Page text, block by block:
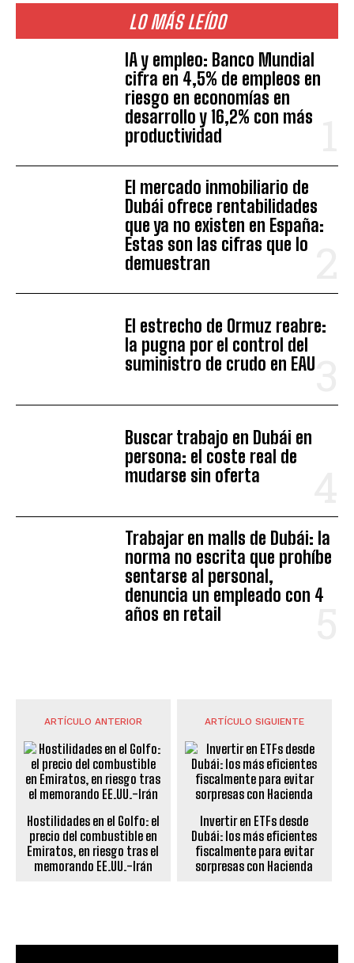
LO MÁS LEÍDO
IA y empleo: Banco Mundial
cifra en 4,5% de empleos en
riesgo en economías en
desarrollo y 16,2% con más
productividad
El mercado inmobiliario de
Dubái ofrece rentabilidades
que ya no existen en España:
Estas son las cifras que lo
demuestran
El estrecho de Ormuz reabre:
la pugna por el control del
suministro de crudo en EAU
Buscar trabajo en Dubái en
persona: el coste real de
mudarse sin oferta
Trabajar en malls de Dubái: la
norma no escrita que prohíbe
sentarse al personal,
denuncia un empleado con 4
años en retail
ARTÍCULO ANTERIOR
Hostilidades en el Golfo: el
precio del combustible en
Emiratos, en riesgo tras el
memorando EE.UU.-Irán
ARTÍCULO SIGUIENTE
Invertir en ETFs desde
Dubái: los más eficientes
fiscalmente para evitar
sorpresas con Hacienda